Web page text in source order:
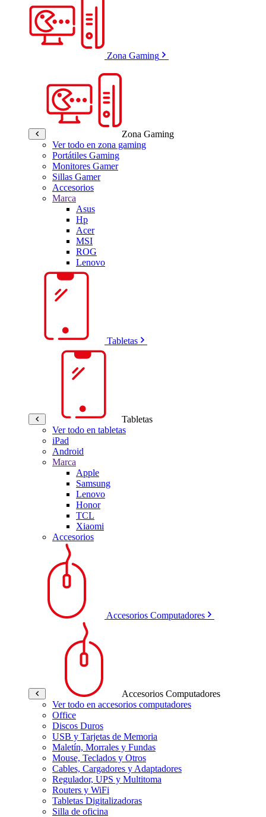
Zona Gaming
Zona Gaming
Ver todo en zona gaming
Portátiles Gaming
Monitores Gamer
Sillas Gamer
Accesorios
Marca
Asus
Hp
Acer
MSI
ROG
Lenovo
Tabletas
Tabletas
Ver todo en tabletas
iPad
Android
Marca
Apple
Samsung
Lenovo
Honor
TCL
Xiaomi
Accesorios
Accesorios Computadores
Accesorios Computadores
Ver todo en accesorios computadores
Office
Discos Duros
USB y Tarjetas de Memoria
Maletín, Morrales y Fundas
Mouse, Teclados y Otros
Cables, Cargadores y Adaptadores
Regulador, UPS y Multitoma
Routers y WiFi
Tabletas Digitalizadoras
Silla de oficina